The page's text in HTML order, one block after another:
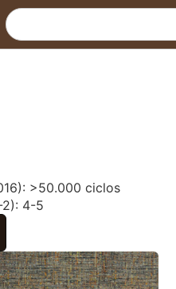
>50.000 ciclos
2): 4-5